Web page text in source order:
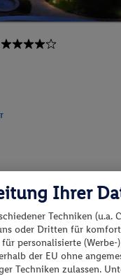
p.P. ab
444.-
2 Pers. / 5 Nächte
/ 888 € Gesamt
Ihrer
Techniken (u.a.
oder Dritten für
personalisierte (Werbe-
der EU ohne
Techniken zulassen.